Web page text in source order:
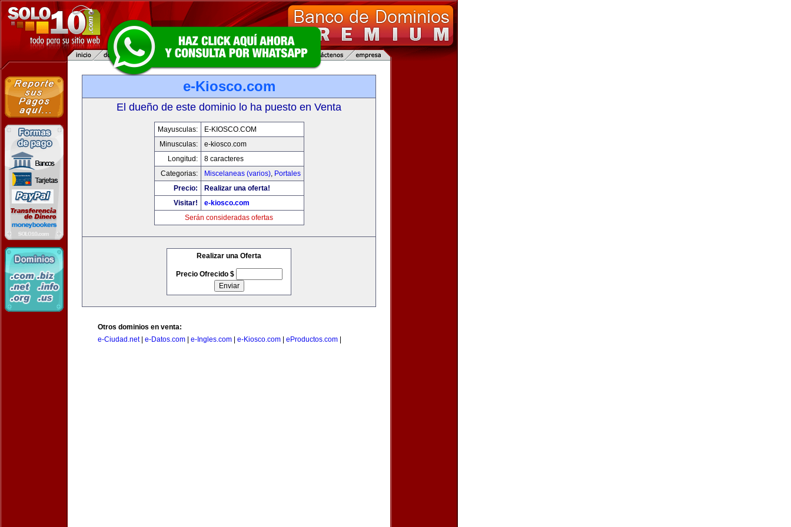
e-Kiosco.com
El dueño de este dominio lo ha puesto en Venta
Mayusculas:
E-KIOSCO.COM
Minusculas:
e-kiosco.com
Longitud:
8 caracteres
Categorias:
Miscelaneas (varios), Portales
Precio:
Realizar una oferta!
Visitar!
e-kiosco.com
Serán consideradas ofertas
Realizar una Oferta
Precio Ofrecido $
Otros dominios en venta:
e-Ciudad.net| e-Datos.com e-Ingles.com e-Kiosco.com eProductos.com